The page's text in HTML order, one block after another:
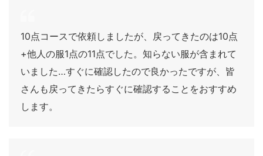
10点コースで依頼しましたが、戻ってきたのは10点
+他人の服1点の11点でした。知らない服が含まれて
いました…すぐに確認したので良かったですが、皆
さんも戻ってきたらすぐに確認することをおすすめ
します。